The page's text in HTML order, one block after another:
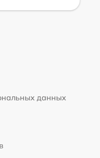
данных